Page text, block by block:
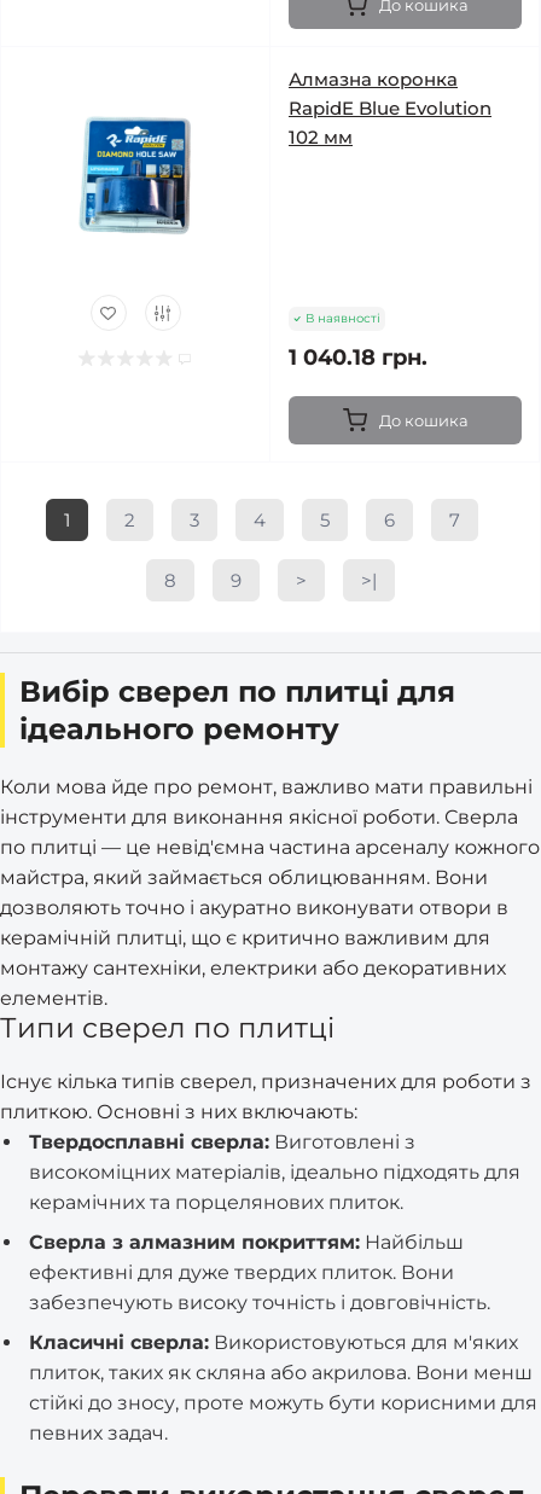
До кошика
Алмазна коронка
RapidE Blue Evolution
102 мм
В наявності
1 040.18 грн.
До кошика
1 2 3 4 5 6 7
8 9 > >|
Вибір сверел по плитці для
ідеального ремонту
Коли мова йде про ремонт, важливо мати правильні
інструменти для виконання якісної роботи. Сверла
по плитці — це невід'ємна частина арсеналу кожного
майстра, який займається облицюванням. Вони
дозволяють точно і акуратно виконувати отвори в
керамічній плитці, що є критично важливим для
монтажу сантехніки, електрики або декоративних
елементів.
Типи сверел по плитці
Існує кілька типів сверел, призначених для роботи з
плиткою. Основні з них включають:
Твердосплавні сверла: Виготовлені з
високоміцних матеріалів, ідеально підходять для
керамічних та порцелянових плиток.
Сверла з алмазним покриттям: Найбільш
ефективні для дуже твердих плиток. Вони
забезпечують високу точність і довговічність.
Класичні сверла: Використовуються для м'яких
плиток, таких як скляна або акрилова. Вони менш
стійкі до зносу, проте можуть бути корисними для
певних задач.